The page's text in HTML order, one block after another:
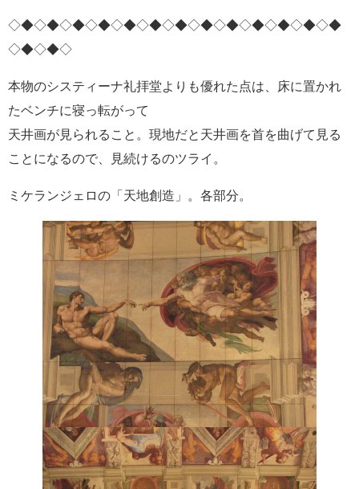
◇◆◇◆◇◆◇◆◇◆◇◆◇◆◇◆◇◆◇◆◇◆◇◆◇◆
◇◆◇◆◇
本物のシスティーナ礼拝堂よりも優れた点は、床に置かれ
たベンチに寝っ転がって
天井画が見られること。現地だと天井画を首を曲げて見る
ことになるので、見続けるのツライ。
ミケランジェロの「天地創造」。各部分。